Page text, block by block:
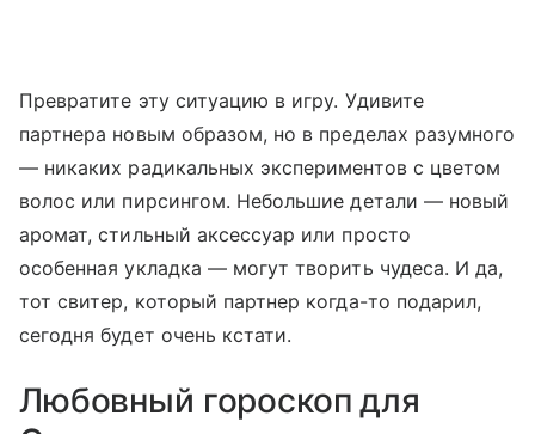
Превратите эту ситуацию в игру. Удивите
партнера новым образом, но в пределах разумного
— никаких радикальных экспериментов с цветом
волос или пирсингом. Небольшие детали — новый
аромат, стильный аксессуар или просто
особенная укладка — могут творить чудеса. И да,
тот свитер, который партнер когда-то подарил,
сегодня будет очень кстати.
Любовный гороскоп для